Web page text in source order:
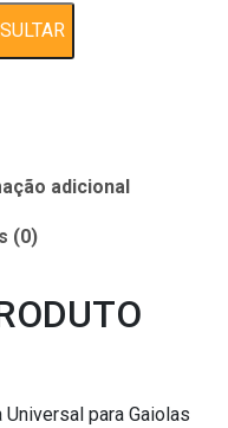
adicional
(0)
para Gaiolas